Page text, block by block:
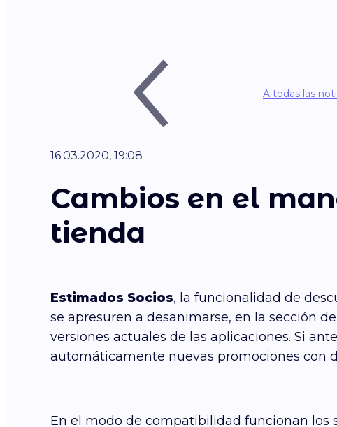
A todas las
16.03.2020, 19:08
Cambios en el
tienda
Estimados Socios, la funcionalidad de
se apresuren a desanimarse, en la sección
versiones actuales de las aplicaciones. Si
automáticamente nuevas promociones con
En el modo de compatibilidad funcionan los